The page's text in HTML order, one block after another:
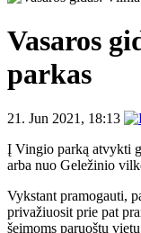
Vasaros
parkas
21. Jun 2021, 18:13
Į Vingio parką atvykti
arba nuo Geležinio
Vykstant pramogauti,
privažiuosit prie pat
šeimoms paruoštų